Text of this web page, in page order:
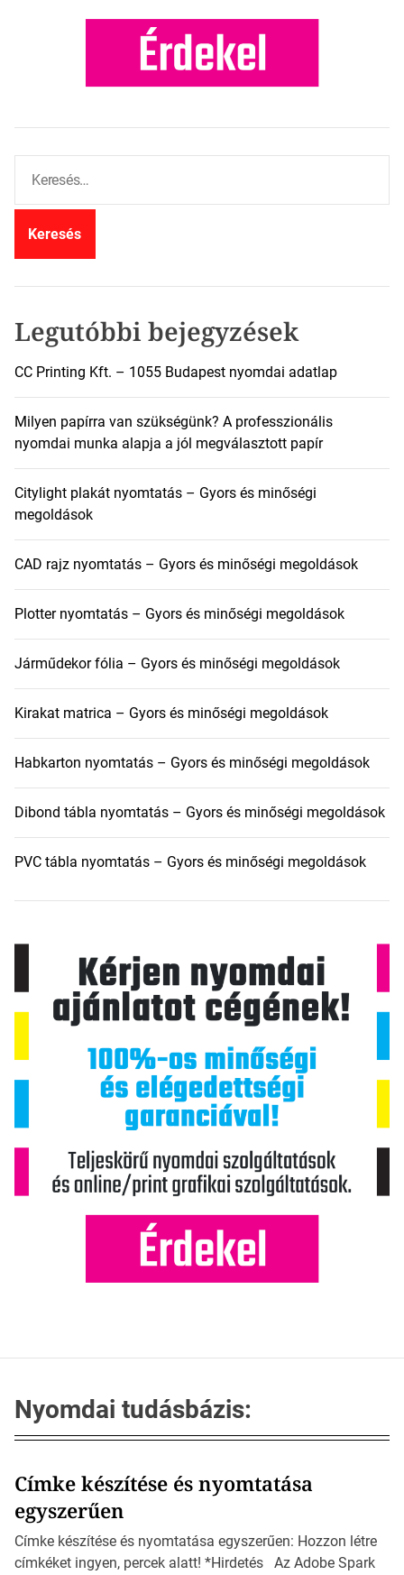
r
Legutóbbi bejegyzések
CC Printing Kft. – 1055 Budapest nyomdai adatlap
Milyen papírra van szükségünk? A professzionális
nyomdai munka alapja a jól megválasztott papír
Citylight plakát nyomtatás – Gyors és minőségi
megoldások
CAD rajz nyomtatás – Gyors és minőségi megoldások
Plotter nyomtatás – Gyors és minőségi megoldások
Járműdekor fólia – Gyors és minőségi megoldások
Kirakat matrica – Gyors és minőségi megoldások
Habkarton nyomtatás – Gyors és minőségi megoldások
Dibond tábla nyomtatás – Gyors és minőségi megoldások
PVC tábla nyomtatás – Gyors és minőségi megoldások
Nyomdai tudásbázis:
Címke készítése és nyomtatása
egyszerűen
Címke készítése és nyomtatása egyszerűen: Hozzon létre
címkéket ingyen, percek alatt! *Hirdetés Az Adobe Spark